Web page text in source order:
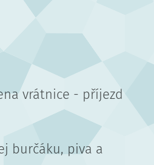
vrátnice - příjezd
burčáku, piva a